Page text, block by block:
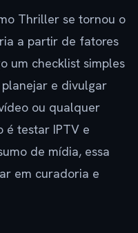
Thriller se tornou o
a partir de fatores
um checklist simples
e divulgar
ou qualquer
é testar IPTV e
de mídia, essa
em curadoria e